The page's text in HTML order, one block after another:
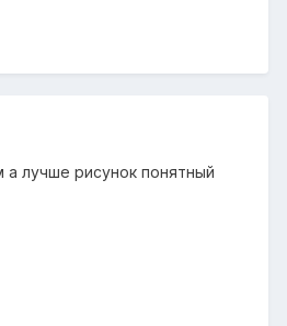
а лучше рисунок понятный